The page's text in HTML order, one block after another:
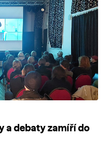
a debaty zamíří do